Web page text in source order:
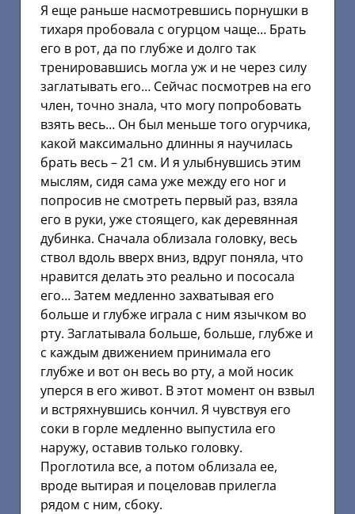
Я еще раньше насмотревшись порнушки в
тихаря пробовала с огурцом чаще… Брать
его в рот, да по глубже и долго так
тренировавшись могла уж и не через силу
заглатывать его… Сейчас посмотрев на его
член, точно знала, что могу попробовать
взять весь… Он был меньше того огурчика,
какой максимально длинны я научилась
брать весь – 21 см. И я улыбнувшись этим
мыслям, сидя сама уже между его ног и
попросив не смотреть первый раз, взяла
его в руки, уже стоящего, как деревянная
дубинка. Сначала облизала головку, весь
ствол вдоль вверх вниз, вдруг поняла, что
нравится делать это реально и пососала
его… Затем медленно захватывая его
больше и глубже играла с ним язычком во
рту. Заглатывала больше, больше, глубже и
с каждым движением принимала его
глубже и вот он весь во рту, а мой носик
уперся в его живот. В этот момент он взвыл
и встряхнувшись кончил. Я чувствуя его
соки в горле медленно выпустила его
наружу, оставив только головку.
Проглотила все, а потом облизала ее,
вроде вытирая и поцеловав прилегла
рядом с ним, сбоку.